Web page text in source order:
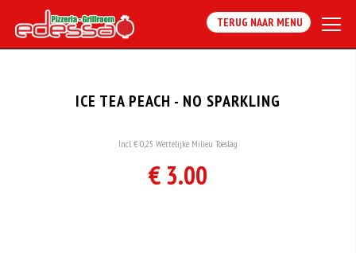
TERUG NAAR MENU
ICE TEA PEACH - NO SPARKLING
Incl. € 0,25 Wettelijke Milieu Toeslag
€ 3.00